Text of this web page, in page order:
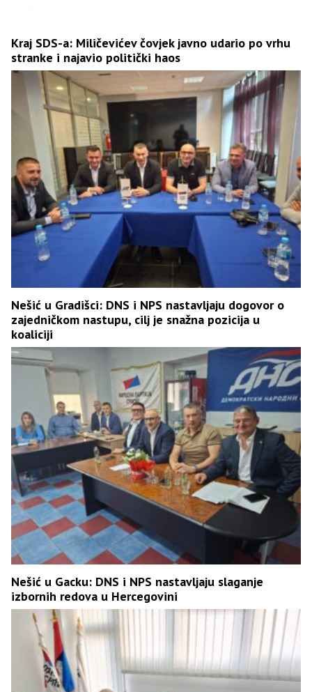
Kraj SDS-a: Miličevićev čovjek javno udario po vrhu
stranke i najavio politički haos
Nešić u Gradišci: DNS i NPS nastavljaju dogovor o
zajedničkom nastupu, cilj je snažna pozicija u
koaliciji
Nešić u Gacku: DNS i NPS nastavljaju slaganje
izbornih redova u Hercegovini